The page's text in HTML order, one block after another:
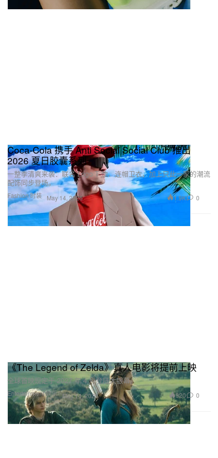
Fashion 时装
Coca‑Cola 携手 Anti Social Social Club 推出
2026 夏日胶囊系列
一整季清爽来袭：联名 Logo T 恤、连帽卫衣，加上只此一家的潮流
配饰同步登场。
May 14, 2026 1.9K 0
Entertainment 娱乐
《The Legend of Zelda》真人电影将提前上映
全球首映现定于 2027 年 4 月登陆大银幕。
May 14, 2026 920 0